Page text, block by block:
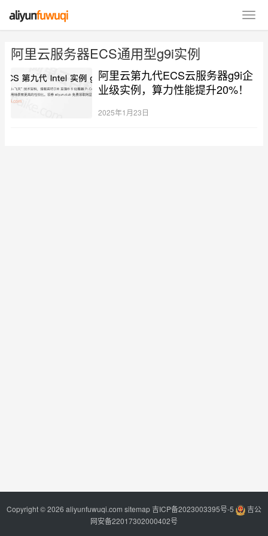
阿里云服务器ECS通用型g9i实例
阿里云第九代ECS云服务器g9i企
业级实例，算力性能提升20%！
2025年1月23日
Copyright © 2026 aliyunfuwuqi.com sitemap吉ICP备2023003395号-5
吉公
网安备22017302000402号